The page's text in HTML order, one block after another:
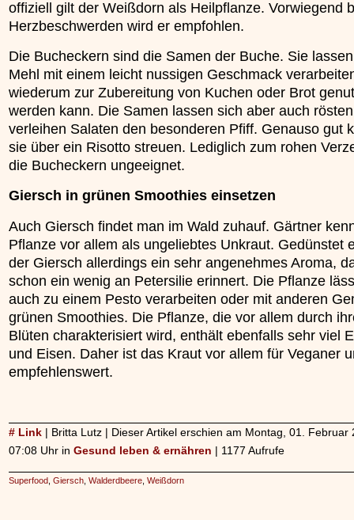
offiziell gilt der Weißdorn als Heilpflanze. Vorwiegend
Herzbeschwerden wird er empfohlen.
Die Bucheckern sind die Samen der Buche. Sie
Mehl mit einem leicht nussigen Geschmack
wiederum zur Zubereitung von Kuchen oder Brot
werden kann. Die Samen lassen sich aber auch
verleihen Salaten den besonderen Pfiff. Genauso gut
sie über ein Risotto streuen. Lediglich zum rohen
die Bucheckern ungeeignet.
Giersch in grünen Smoothies einsetzen
Auch Giersch findet man im Wald zuhauf. Gärtner
Pflanze vor allem als ungeliebtes Unkraut. Gedünstet
der Giersch allerdings ein sehr angenehmes Aroma,
schon ein wenig an Petersilie erinnert. Die Pflanze
auch zu einem Pesto verarbeiten oder mit anderen
grünen Smoothies. Die Pflanze, die vor allem durch
Blüten charakterisiert wird, enthält ebenfalls sehr viel
und Eisen. Daher ist das Kraut vor allem für Veganer
empfehlenswert.
# Link | Britta Lutz | Dieser Artikel erschien am Montag, 01. Februar
07:08 Uhr in Gesund leben & ernähren | 1177 Aufrufe
Superfood Giersch Walderdbeere Weißdorn